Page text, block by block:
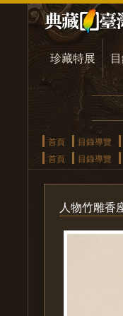
珍藏特展
首頁 目錄導覽
首頁
目錄導覽
人物竹雕香